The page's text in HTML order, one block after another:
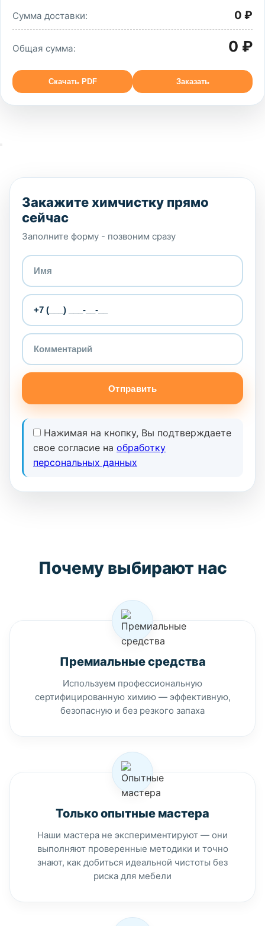
Сумма доставки: 0 ₽
Общая сумма: 0 ₽
Скачать PDF Заказать
Закажите химчистку прямо
сейчас
Заполните форму - позвоним сразу
Отправить
Нажимая на кнопку, Вы подтверждаете
свое согласие на обработку
персональных данных
Почему выбирают нас
Премиальные средства
Используем профессиональную
сертифицированную химию — эффективную,
безопасную и без резкого запаха
Только опытные мастера
Наши мастера не экспериментируют — они
выполняют проверенные методики и точно
знают, как добиться идеальной чистоты без
риска для мебели